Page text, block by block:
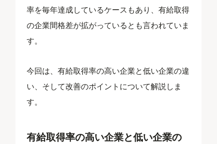
率を毎年達成しているケースもあり、有給取得
の企業間格差が拡がっているとも言われていま
す。
今回は、有給取得率の高い企業と低い企業の違
い、そして改善のポイントについて解説しま
す。
有給取得率の高い企業と低い企業の